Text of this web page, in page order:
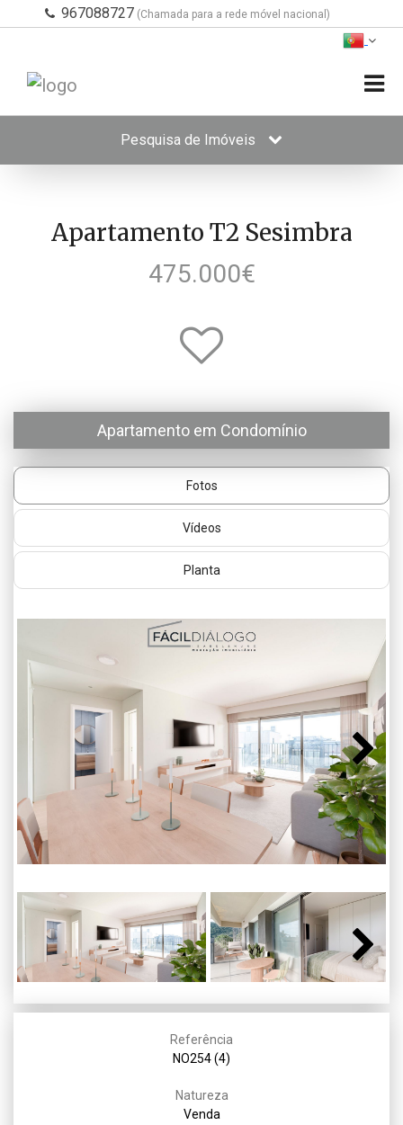
967088727 (Chamada para a rede móvel nacional)
Pesquisa de Imóveis
Apartamento T2 Sesimbra
475.000€
Apartamento em Condomínio
Fotos
Vídeos
Planta
Next
Next
Referência
NO254 (4)
Natureza
Venda